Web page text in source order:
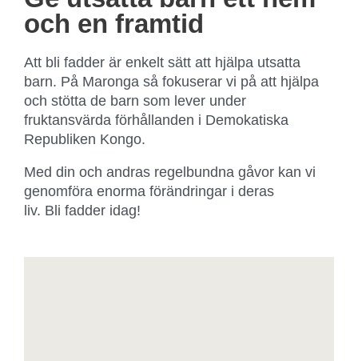
och en framtid
Att bli fadder är enkelt sätt att hjälpa utsatta
barn. På Maronga så fokuserar vi på att hjälpa
och stötta de barn som lever under
fruktansvärda förhållanden i Demokatiska
Republiken Kongo.
Med din och andras regelbundna gåvor kan vi
genomföra enorma förändringar i deras
liv. Bli fadder idag!